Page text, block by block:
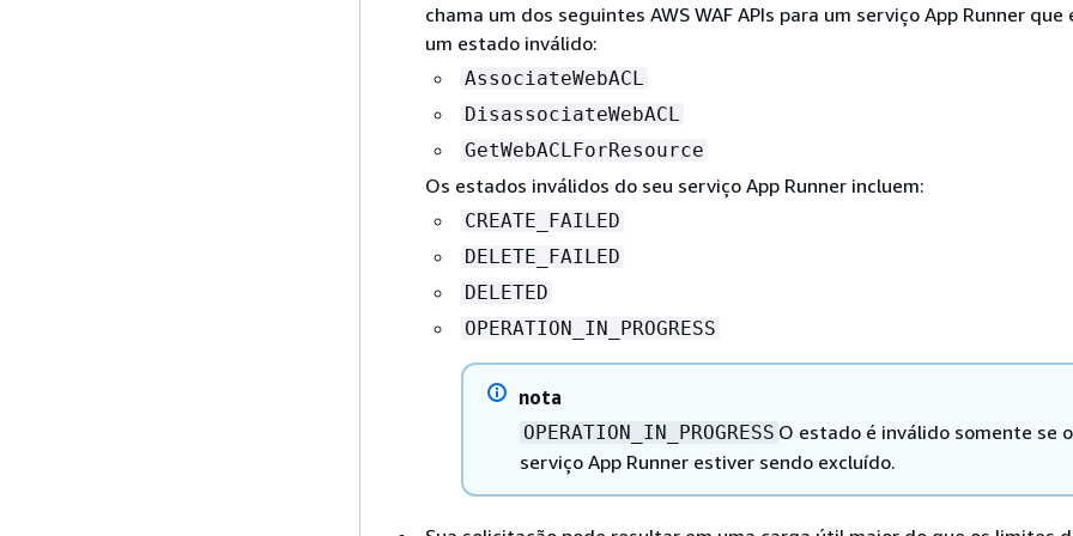
chama um dos seguintes AWS WAF APIs para um serviço App Runner que
um estado inválido:
AssociateWebACL
DisassociateWebACL
GetWebACLForResource
Os estados inválidos do seu serviço App Runner incluem:
CREATE_FAILED
DELETE_FAILED
DELETED
OPERATION_IN_PROGRESS
nota
OPERATION_IN_PROGRESS O estado é inválido somente se o
serviço App Runner estiver sendo excluído.